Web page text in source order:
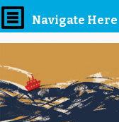
Navigate Here